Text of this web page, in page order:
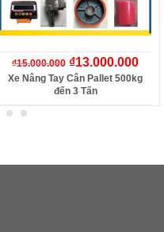
₫15.000.000 ₫13.000.000
Xe Nâng Tay Cân Pallet 500kg
đến 3 Tấn